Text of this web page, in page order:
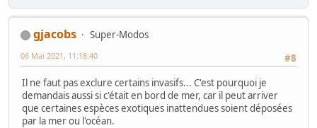
gjacobs
Super-Modos
#8
06 Mai 2021, 11:18:40
Il ne faut pas exclure certains invasifs... C'est pourquoi je
demandais aussi si c'était en bord de mer, car il peut arriver
que certaines espèces exotiques inattendues soient déposées
par la mer ou l'océan.